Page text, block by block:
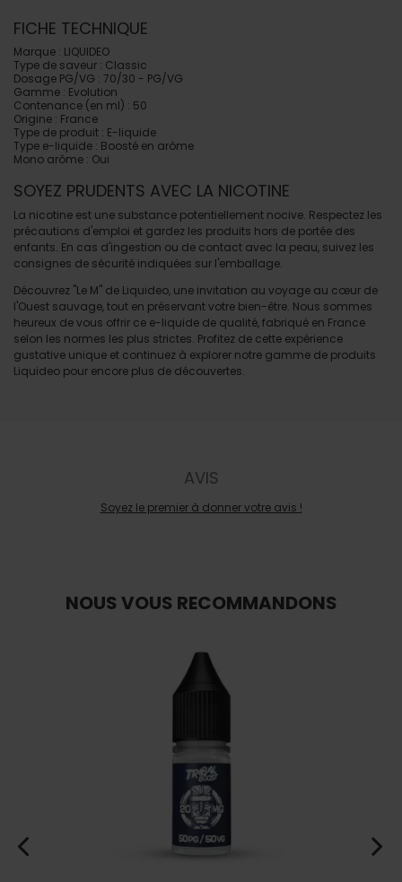
FICHE TECHNIQUE
Marque : LIQUIDEO
Type de saveur : Classic
Dosage PG/VG : 70/30 - PG/VG
Gamme : Evolution
Contenance (en ml) : 50
Origine : France
Type de produit : E-liquide
Type e-liquide : Boosté en arôme
Mono arôme : Oui
SOYEZ PRUDENTS AVEC LA NICOTINE
La nicotine est une substance potentiellement nocive. Respectez les
précautions d'emploi et gardez les produits hors de portée des
enfants. En cas d'ingestion ou de contact avec la peau, suivez les
consignes de sécurité indiquées sur l'emballage.
Découvrez "Le M" de Liquideo, une invitation au voyage au cœur de
l'Ouest sauvage, tout en préservant votre bien-être. Nous sommes
heureux de vous offrir ce e-liquide de qualité, fabriqué en France
selon les normes les plus strictes. Profitez de cette expérience
gustative unique et continuez à explorer notre gamme de produits
Liquideo pour encore plus de découvertes.
AVIS
Soyez le premier à donner votre avis !
NOUS VOUS RECOMMANDONS